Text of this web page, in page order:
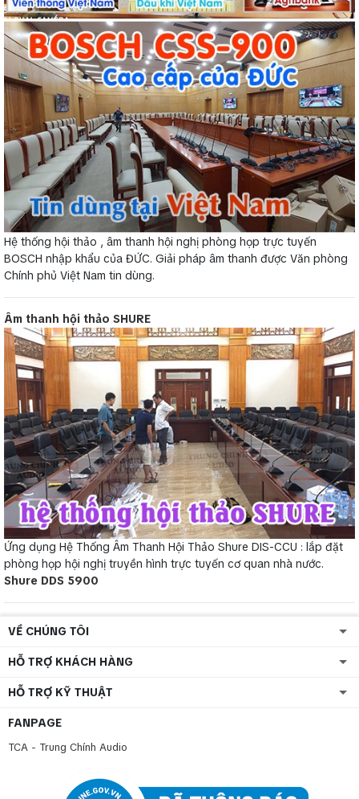
Hệ thống hội thảo , âm thanh hội nghị phòng họp trực tuyến
BOSCH nhập khẩu của ĐỨC. Giải pháp âm thanh được Văn phòng
Chính phủ Việt Nam tin dùng.
Âm thanh hội thảo SHURE
Ứng dụng Hệ Thống Âm Thanh Hội Thảo Shure DIS-CCU : lắp đặt
phòng họp hội nghị truyền hình trực tuyến cơ quan nhà nước.
Shure DDS 5900
VỀ CHÚNG TÔI
HỖ TRỢ KHÁCH HÀNG
HỖ TRỢ KỸ THUẬT
FANPAGE
TCA - Trung Chính Audio